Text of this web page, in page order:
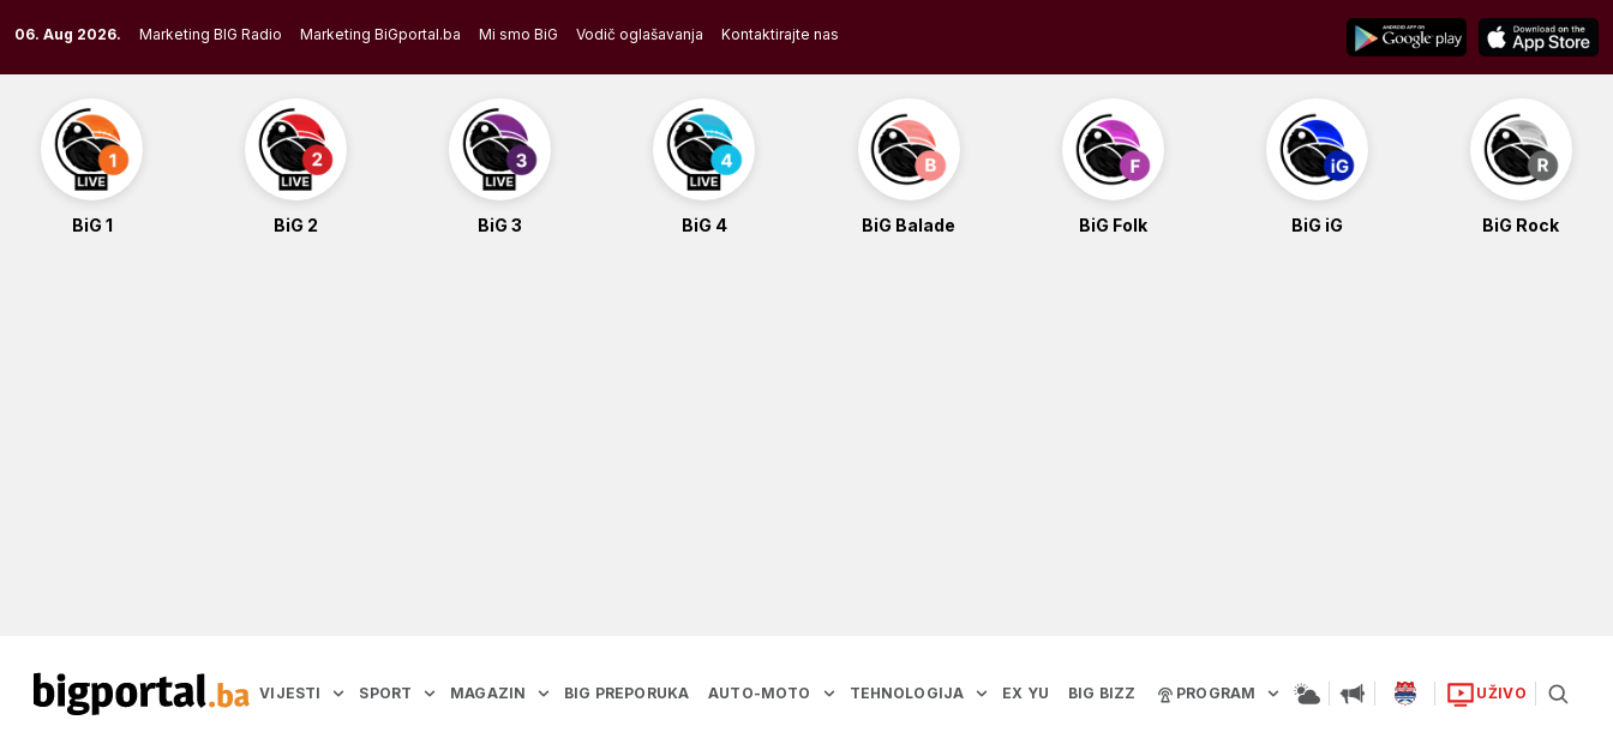
to
content
06. Aug 2026. Marketing BIG Radio Marketing BiGportal.ba Mi smo BiG Vodič oglašavanja Kontaktirajte nas
BiG 1 BiG 2 BiG 3 BiG 4 BiG Balade BiG Folk BiG iG BiG Rock
VIJESTI SPORT MAGAZIN BIG PREPORUKA AUTO-MOTO TEHNOLOGIJA EX YU BIG BIZZ PROGRAM UŽIVO